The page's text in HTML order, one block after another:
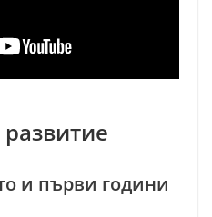
и първи години